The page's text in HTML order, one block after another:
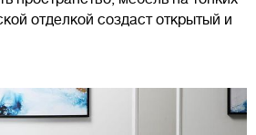
отделкой создаст открытый и